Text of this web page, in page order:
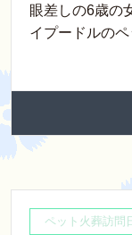
眼差しの6歳の
イプードルの
ペット火葬訪問